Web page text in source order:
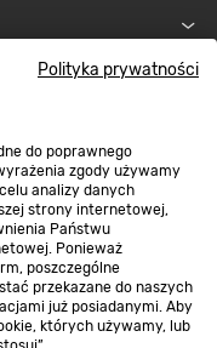
Polityka prywatności
do poprawnego
zgody używamy
analizy danych
strony internetowej,
Państwu
Ponieważ
poszczególne
przekazane do naszych
już posiadanymi. Aby
których używamy, lub